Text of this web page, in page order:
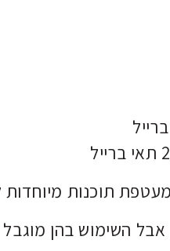
תוכנות מיוחדות
אבל השימוש בהן